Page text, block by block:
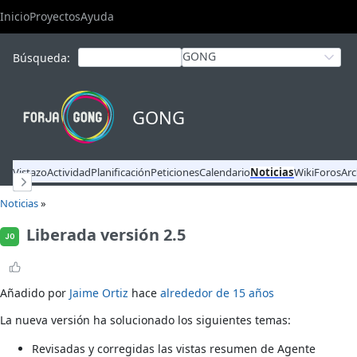
InicioProyectosAyuda
Búsqueda: GONG
GONG
VistazoActividadPlanificaciónPeticionesCalendarioNoticiasWikiForos
Noticias»
JO Liberada versión 2.5
Añadido por Jaime Ortiz hace alrededor de 15 años
La nueva versión ha solucionado los siguientes temas:
Revisadas y corregidas las vistas resumen de Agente